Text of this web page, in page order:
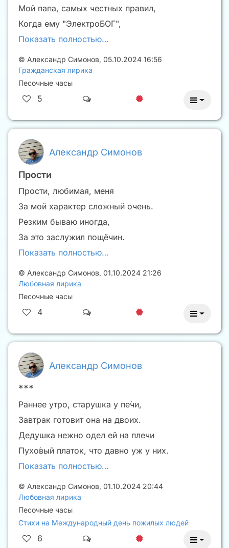
Мой папа, самых честных правил,
Когда ему "ЭлектроБОГ",
Показать полностью…
© Александр Симонов, 05.10.2024 16:56
Гражданская лирика
Песочные часы
5
Александр Симонов
Прости
Прости, любимая, меня
За мой характер сложный очень.
Резким бываю иногда,
За это заслужил пощёчин.
Показать полностью…
© Александр Симонов, 01.10.2024 21:26
Любовная лирика
Песочные часы
4
Александр Симонов
***
Раннее утро, старушка у пе́чи,
Завтрак готовит она на двоих.
Дедушка нежно одел ей на плечи
Пухо́вый платок, что давно уж у них.
Показать полностью…
© Александр Симонов, 01.10.2024 20:44
Любовная лирика
Песочные часы
Стихи на Международный день пожилых людей
6